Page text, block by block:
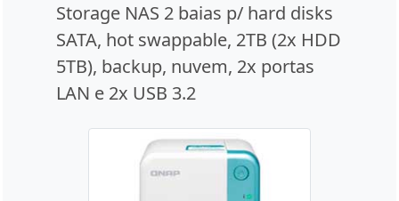
Storage NAS 2 baias p/ hard disks
SATA, hot swappable, 2TB (2x HDD
5TB), backup, nuvem, 2x portas
LAN e 2x USB 3.2